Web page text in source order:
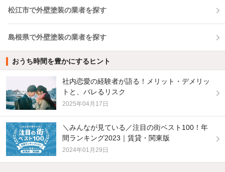
松江市で外壁塗装の業者を探す
島根県で外壁塗装の業者を探す
おうち時間を豊かにするヒント
社内恋愛の経験者が語る！メリット・デメリッ
トと、バレるリスク
2025年04月17日
＼みんなが見ている／注目の街ベスト100！年
間ランキング2023｜賃貸・関東版
2024年01月29日